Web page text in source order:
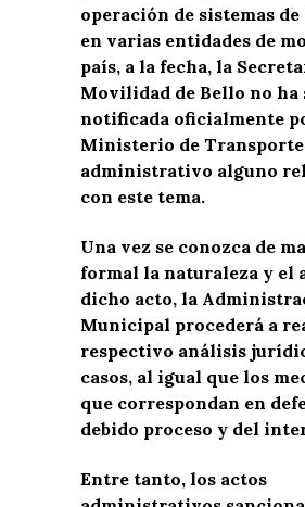
operación de sistemas
en varias entidades de
país, a la fecha, la
Movilidad de Bello no ha
notificada oficialmente
Ministerio de Transporte
administrativo alguno
con este tema.
Una vez se conozca de
formal la naturaleza y el
dicho acto, la
Municipal procederá a
respectivo análisis
casos, al igual que los
que correspondan en
debido proceso y del
Entre tanto, los actos